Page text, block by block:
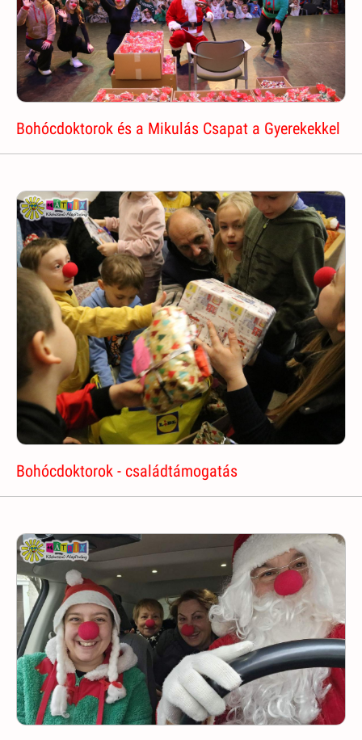
Bohócdoktorok és a Mikulás Csapat a Gyerekekkel
Bohócdoktorok - családtámogatás